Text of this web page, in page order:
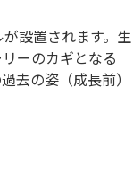
設置されます。生
ーのカギとなる
去の姿（成長前）